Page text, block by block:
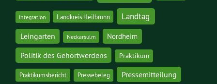
Integration Landkreis Heilbronn Landtag
Leingarten Neckarsulm Nordheim
Politik des Gehörtwerdens Praktikum
Praktikumsbericht Pressebeleg Pressemitteilung